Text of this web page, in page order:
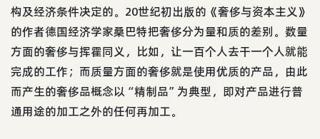
构及经济条件决定的。20世纪初出版的《奢侈与资本主义》
的作者德国经济学家桑巴特把奢侈分为量和质的差别。数量
方面的奢侈与挥霍同义，比如，让一百个人去干一个人就能
完成的工作；而质量方面的奢侈就是使用优质的产品，由此
而产生的奢侈品概念以“精制品”为典型，即对产品进行普
通用途的加工之外的任何再加工。